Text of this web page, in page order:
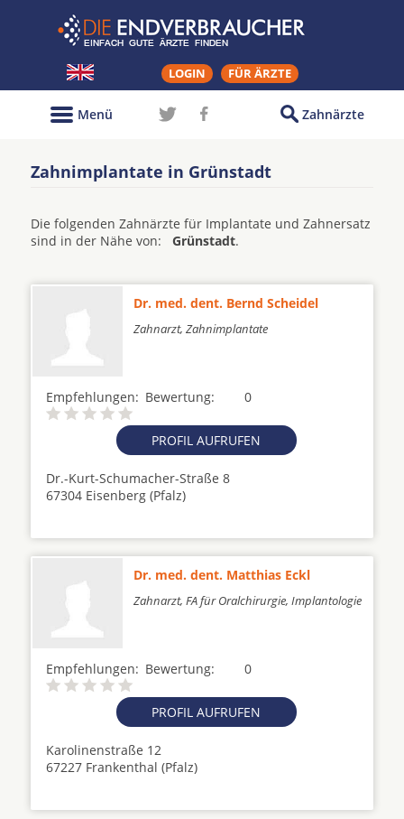
LOGIN FÜR ÄRZTE
Zahnärzte
Menü
Zahnimplantate in Grünstadt
Die folgenden Zahnärzte für Implantate und Zahnersatz
sind in der Nähe von: Grünstadt.
Dr. med. dent. Bernd Scheidel
Zahnarzt, Zahnimplantate
Empfehlungen: 0
Bewertung:
PROFIL AUFRUFEN
Dr.-Kurt-Schumacher-Straße 8
67304 Eisenberg (Pfalz)
Dr. med. dent. Matthias Eckl
Zahnarzt, FA für Oralchirurgie, Implantologie
Empfehlungen: 0
Bewertung:
PROFIL AUFRUFEN
Karolinenstraße 12
67227 Frankenthal (Pfalz)